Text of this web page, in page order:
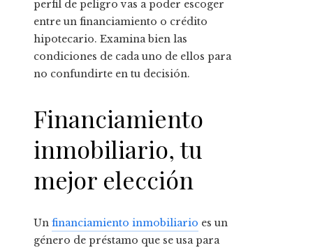
perfil de peligro vas a poder escoger
entre un financiamiento o crédito
hipotecario. Examina bien las
condiciones de cada uno de ellos para
no confundirte en tu decisión.
Financiamiento
inmobiliario, tu
mejor elección
Un financiamiento inmobiliario es un
género de préstamo que se usa para